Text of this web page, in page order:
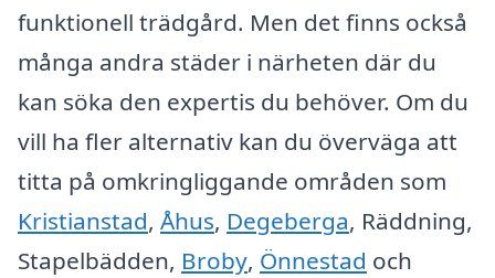
funktionell trädgård. Men det finns också
många andra städer i närheten där du
kan söka den expertis du behöver. Om du
vill ha fler alternativ kan du överväga att
titta på omkringliggande områden som
Kristianstad, Åhus, Degeberga, Räddning,
Stapelbädden, Broby, Önnestad och